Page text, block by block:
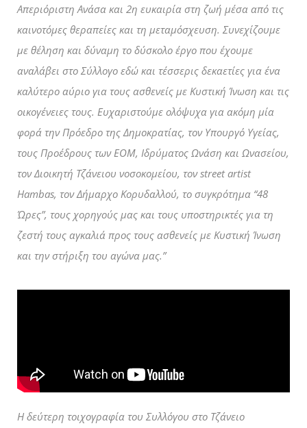
Απεριόριστη Ανάσα και 2η ευκαιρία στη ζωή μέσα από τις
καινοτόμες θεραπείες και τη μεταμόσχευση. Συνεχίζουμε
με θέληση και δύναμη το δύσκολο έργο που έχουμε
αναλάβει στο Σύλλογο εδώ και τέσσερις δεκαετίες για ένα
καλύτερο αύριο για τους ασθενείς με Κυστική Ίνωση και τις
οικογένειες τους. Ευχαριστούμε ολόψυχα για ακόμη μία
φορά την Πρόεδρο της Δημοκρατίας, τον Υπουργό Υγείας,
τους Προέδρους των ΕΟΜ, Ιδρύματος Ωνάση και Ωνασείου,
τον Διοικητή Τζάνειου νοσοκομείου, τον street artist
Hambas, τον Δήμαρχο Κορυδαλλού, το συγκρότημα “48
Ώρες”, τους χορηγούς μας και τους υποστηρικτές για τη
ζεστή τους αγκαλιά προς τους ασθενείς με Κυστική Ίνωση
και την στήριξη του αγώνα μας.”
Η δεύτερη τοιχογραφία του Συλλόγου στο Τζάνειο